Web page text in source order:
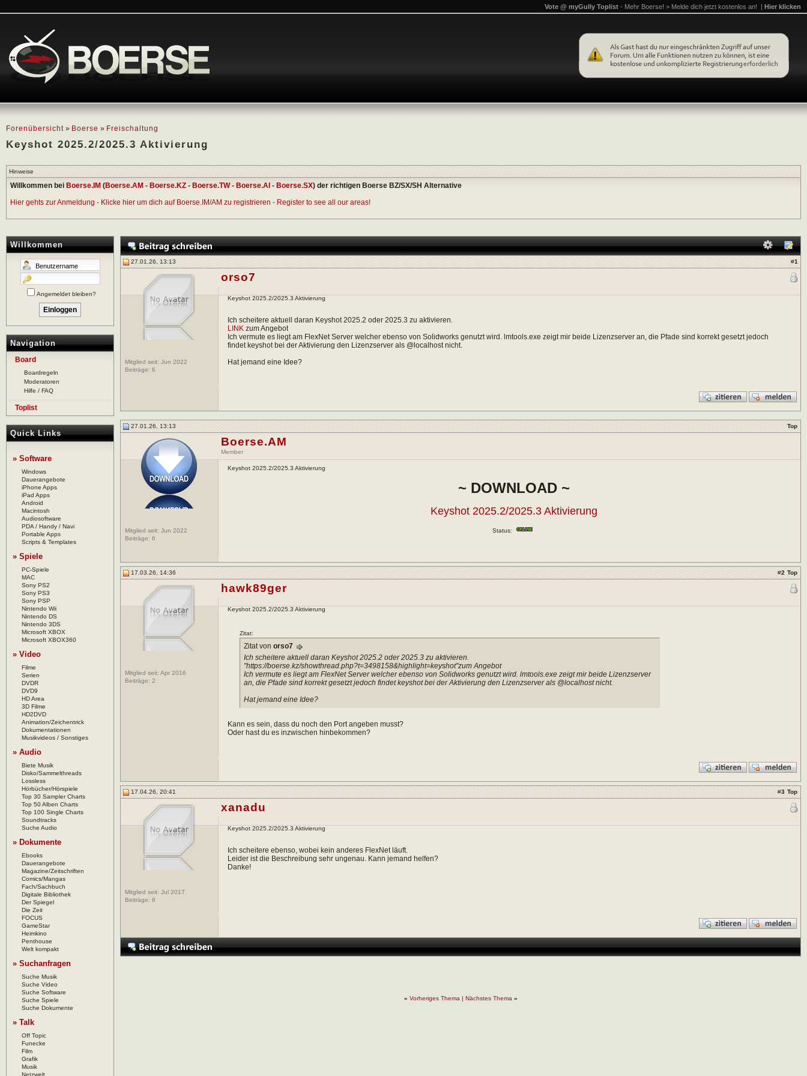
Forenübersicht » Boerse » Freischaltung
Keyshot 2025.2/2025.3 Aktivierung
Vote @ myGully Toplist - Mehr Boerse! > Melde dich jetzt kostenlos an! | Hier klicken
Hinweise
Willkommen bei Boerse.IM (Boerse.AM - Boerse.KZ - Boerse.TW- Boerse.AI - Boerse.SX) der richtigen Boerse BZ/SX/SH Alternative
Hier gehts zur Anmeldung - Klicke hier um dich auf Boerse.IM/AM zu registrieren - Register to see all our areas!
Willkommen
Angemeldet bleiben?
Navigation
Board
Boardregeln
Moderatoren
Hilfe / FAQ
Toplist
Quick Links
» Software
Windows
Dauerangebote
iPhone Apps
iPad Apps
Android
Macintosh
Audiosoftware
PDA / Handy / Navi
Portable Apps
Scripts & Templates
» Spiele
PC-Spiele
MAC
Sony PS2
Sony PS3
Sony PSP
Nintendo Wii
Nintendo DS
Nintendo 3DS
Microsoft XBOX
Microsoft XBOX360
» Video
Filme
Serien
DVDR
DVD9
HD Area
3D Filme
HD2DVD
Animation/Zeichentrick
Dokumentationen
Musikvideos / Sonstiges
» Audio
Biete Musik
Disko/Sammelthreads
Lossless
Hörbücher/Hörspiele
Top 30 Sampler Charts
Top 50 Alben Charts
Top 100 Single Charts
Soundtracks
Suche Audio
» Dokumente
Ebooks
Dauerangebote
Magazine/Zeitschriften
Comics/Mangas
Fach/Sachbuch
Digitale Bibliothek
Der Spiegel
Die Zeit
FOCUS
GameStar
Heimkino
Penthouse
Welt kompakt
» Suchanfragen
Suche Musik
Suche Video
Suche Software
Suche Spiele
Suche Dokumente
» Talk
Off Topic
Funecke
Film
Grafik
Musik
27.01.26, 13:13 #1
Mitglied seit: Jun 2022
Beiträge: 6
orso7
Keyshot 2025.2/2025.3 Aktivierung
Ich scheitere aktuell daran Keyshot 2025.2 oder 2025.3 zu aktivieren.
LINK zum Angebot
Ich vermute es liegt am FlexNet Server welcher ebenso von Solidworks genutzt wird. lmtools.exe zeigt mir beide Lizenzserver an, die Pfade sind korrekt gesetzt jedoch
findet keyshot bei der Aktivierung den Lizenzserver als @localhost nicht.
Hat jemand eine Idee?
27.01.26, 13:13 Top
Mitglied seit: Jun 2022
Beiträge: 6
Boerse.AM
Member
Keyshot 2025.2/2025.3 Aktivierung
~ DOWNLOAD ~
Keyshot 2025.2/2025.3 Aktivierung
Status:
17.03.26, 14:36 #2 Top
Mitglied seit: Apr 2016
Beiträge: 2
hawk89ger
Keyshot 2025.2/2025.3 Aktivierung
Zitat:
Zitat von orso7
Ich scheitere aktuell daran Keyshot 2025.2 oder 2025.3 zu aktivieren.
"https://boerse.kz/showthread.php?t=3498158&highlight=keyshot"zum Angebot
Ich vermute es liegt am FlexNet Server welcher ebenso von Solidworks genutzt wird. lmtools.exe zeigt mir beide Lizenzserver
an, die Pfade sind korrekt gesetzt jedoch findet keyshot bei der Aktivierung den Lizenzserver als @localhost nicht.
Hat jemand eine Idee?
Kann es sein, dass du noch den Port angeben musst?
Oder hast du es inzwischen hinbekommen?
17.04.26, 20:41 #3 Top
Mitglied seit: Jul 2017
Beiträge: 6
xanadu
Keyshot 2025.2/2025.3 Aktivierung
Ich scheitere ebenso, wobei kein anderes FlexNet läuft.
Leider ist die Beschreibung sehr ungenau. Kann jemand helfen?
Danke!
« Vorheriges Thema| Nächstes Thema »